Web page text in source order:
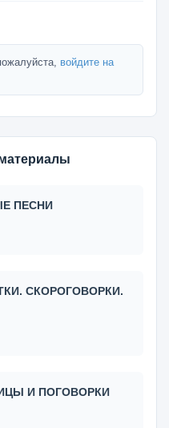
войдите на
ПЕСНИ
СКОРОГОВОРКИ.
И ПОГОВОРКИ